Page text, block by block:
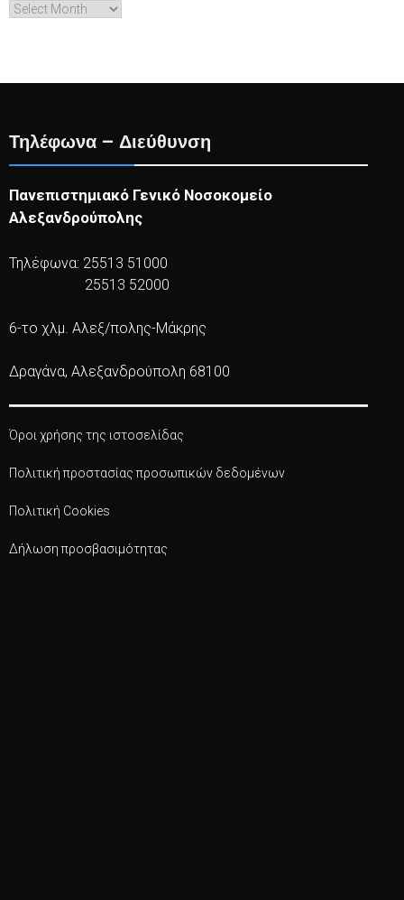
Archives
Τηλέφωνα – Διεύθυνση
Πανεπιστημιακό Γενικό Νοσοκομείο
Αλεξανδρούπολης
Τηλέφωνα: 25513 51000
25513 52000
6-το χλμ. Αλεξ/πολης-Μάκρης
Δραγάνα, Αλεξανδρούπολη 68100
Όροι χρήσης της ιστοσελίδας
Πολιτική προστασίας προσωπικών δεδομένων
Πολιτική Cookies
Δήλωση προσβασιμότητας